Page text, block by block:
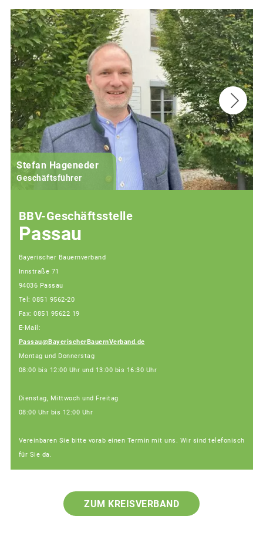
Stefan Hageneder
Geschäftsführer
BBV-Geschäftsstelle
Passau
Bayerischer Bauernverband
Innstraße 71
94036 Passau
Tel: 0851 9562-20
Fax: 0851 95622 19
E-Mail:
Passau@BayerischerBauernVerband.de
Montag und Donnerstag
08:00 bis 12:00 Uhr und 13:00 bis 16:30 Uhr
Dienstag, Mittwoch und Freitag
08:00 Uhr bis 12:00 Uhr
Vereinbaren Sie bitte vorab einen Termin mit uns. Wir sind telefonisch
für Sie da.
ZUM KREISVERBAND